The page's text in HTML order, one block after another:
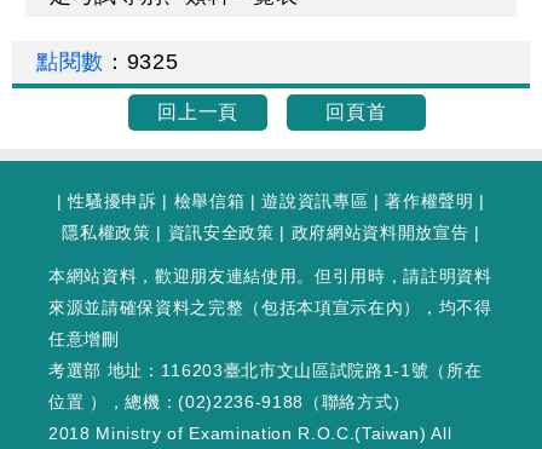
點閱數 ： 9325
回上一頁 回頁首
|性騷擾申訴 | 檢舉信箱 |遊說資訊專區 |著作權聲明 |
隱私權政策 | 資訊安全政策 | 政府網站資料開放宣告 |
本網站資料，歡迎朋友連結使用。但引用時，請註明資料
來源並請確保資料之完整（包括本項宣示在內），均不得
任意增刪
考選部 地址：116203臺北市文山區試院路1-1號（ 所在
位置 ），總機：(02)2236-9188（聯絡方式）
2018 Ministry of Examination R.O.C.(Taiwan) All